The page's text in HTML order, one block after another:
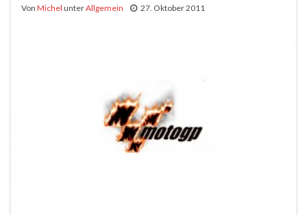
Von Michel unterAllgemein 27. Oktober 2011